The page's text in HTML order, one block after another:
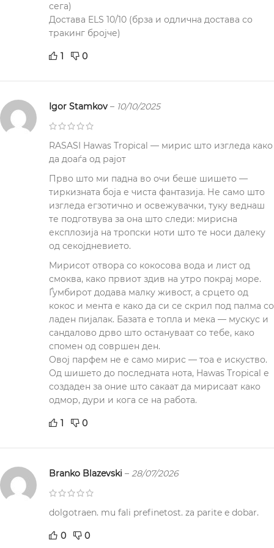
сега)
Достава ELS 10/10 (брза и одлична достава со
тракинг бројче)
1 0
Igor Stamkov – 10/10/2025
RASASI Hawas Tropical — мирис што изгледа како
да доаѓа од рајот
Прво што ми падна во очи беше шишето —
тиркизната боја е чиста фантазија. Не само што
изгледа егзотично и освежувачки, туку веднаш
те подготвува за она што следи: мирисна
експлозија на тропски ноти што те носи далеку
од секојдневието.
Мирисот отвора со кокосова вода и лист од
смоква, како првиот здив на утро покрај море.
Ѓумбирот додава малку живост, а срцето од
кокос и мента е како да си се скрил под палма со
ладен пијалак. Базата е топла и мека — мускус и
сандалово дрво што остануваат со тебе, како
спомен од совршен ден.
Овој парфем не е само мирис — тоа е искуство.
Од шишето до последната нота, Hawas Tropical е
создаден за оние што сакаат да мирисаат како
одмор, дури и кога се на работа.
1 0
Branko Blazevski – 28/07/2026
dolgotraen. mu fali prefinetost. za parite e dobar.
0 0